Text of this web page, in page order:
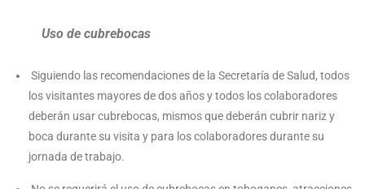
Uso de cubrebocas
Siguiendo las recomendaciones de la Secretaría de Salud, todos
los visitantes mayores de dos años y todos los colaboradores
deberán usar cubrebocas, mismos que deberán cubrir nariz y
boca durante su visita y para los colaboradores durante su
jornada de trabajo.